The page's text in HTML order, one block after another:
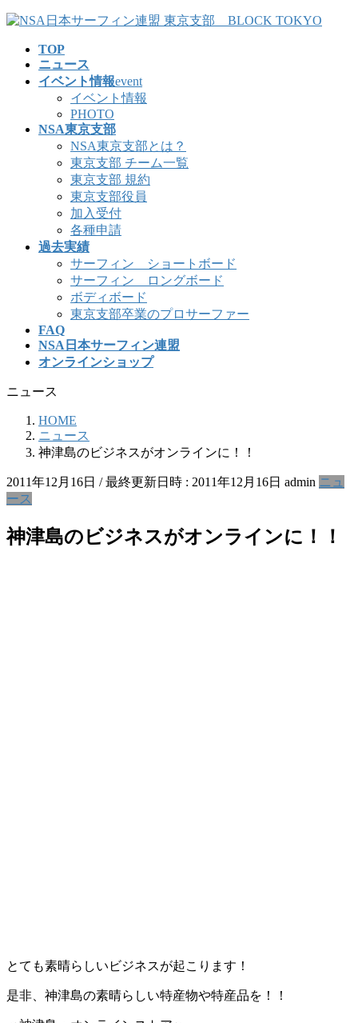
コ
ナ
TOP
ニュース
イベント情報event
イベント情報
PHOTO
NSA東京支部
NSA東京支部とは？
東京支部 チーム一覧
東京支部 規約
東京支部役員
加入受付
各種申請
過去実績
サーフィン ショートボード
サーフィン ロングボード
ボディボード
東京支部卒業のプロサーファー
FAQ
NSA日本サーフィン連盟
オンラインショップ
ニュース
HOME
ニュース
神津島のビジネスがオンラインに！！
2011年12月16日 / 最終更新日時 : 2011年12月16日 admin ニュ
ース
神津島のビジネスがオンラインに！！
とても素晴らしいビジネスが起こります！
是非、神津島の素晴らしい特産物や特産品を！！